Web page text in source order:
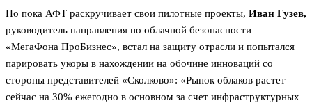
Но пока АФТ раскручивает свои пилотные проекты, Иван Гузев,
руководитель направления по облачной безопасности
«МегаФона ПроБизнес», встал на защиту отрасли и попытался
парировать укоры в нахождении на обочине инноваций со
стороны представителей «Сколково»: «Рынок облаков растет
сейчас на 30% ежегодно в основном за счет инфраструктурных